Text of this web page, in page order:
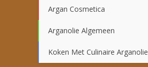
Argan Cosmetica
Arganolie Algemeen
Koken Met Culinaire Arganolie